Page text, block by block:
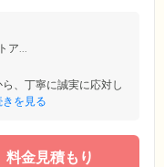
...
、丁寧に誠実に応対し
きを見る
料金見積もり